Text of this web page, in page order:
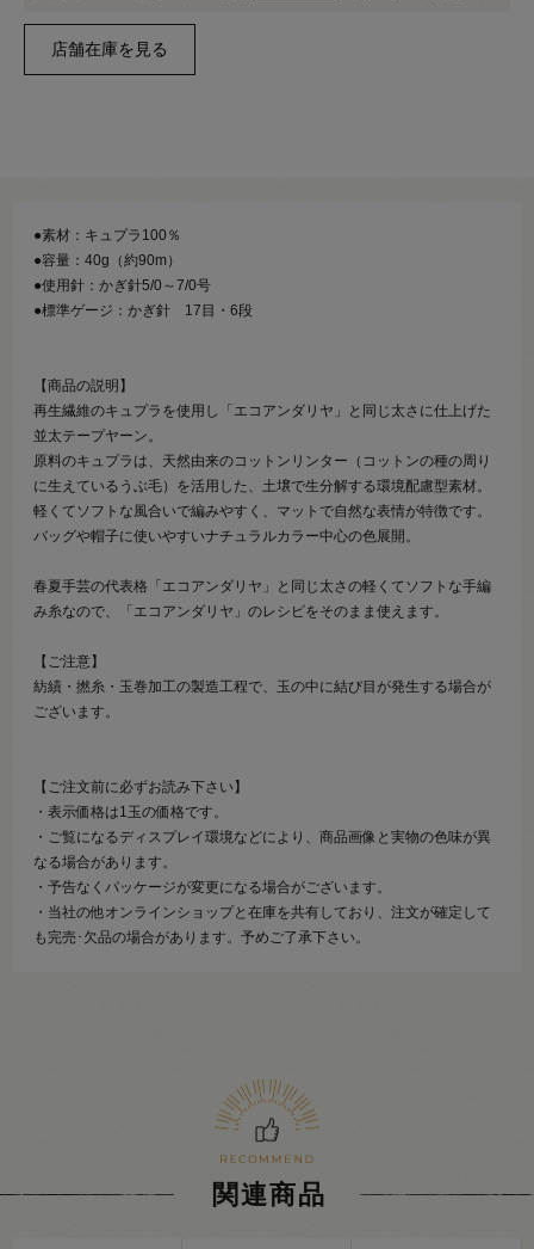
●素材：キュプラ100％
●容量：40g（約90m）
●使用針：かぎ針5/0～7/0号
●標準ゲージ：かぎ針 17目・6段
【商品の説明】
再生繊維のキュプラを使用し「エコアンダリヤ」と同じ太さに仕上げた
並太テープヤーン。
原料のキュプラは、天然由来のコットンリンター（コットンの種の周り
に生えているうぶ毛）を活用した、土壌で生分解する環境配慮型素材。
軽くてソフトな風合いで編みやすく、マットで自然な表情が特徴です。
バッグや帽子に使いやすいナチュラルカラー中心の色展開。
春夏手芸の代表格「エコアンダリヤ」と同じ太さの軽くてソフトな手編
み糸なので、「エコアンダリヤ」のレシピをそのまま使えます。
【ご注意】
紡績・撚糸・玉巻加工の製造工程で、玉の中に結び目が発生する場合が
ございます。
【ご注文前に必ずお読み下さい】
・表示価格は1玉の価格です。
・ご覧になるディスプレイ環境などにより、商品画像と実物の色味が異
なる場合があります。
・予告なくパッケージが変更になる場合がございます。
・当社の他オンラインショップと在庫を共有しており、注文が確定して
も完売･欠品の場合があります。予めご了承下さい。
関連商品